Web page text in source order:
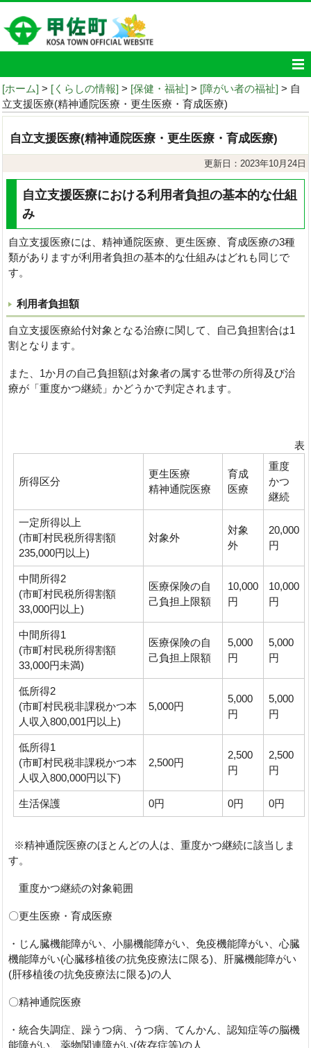
[ホーム] > [くらしの情報] > [保健・福祉] > [障がい者の福祉] > 自
立支援医療(精神通院医療・更生医療・育成医療)
自立支援医療(精神通院医療・更生医療・育成医療)
更新日：2023年10月24日
自立支援医療における利用者負担の基本的な仕組
み
自立支援医療には、精神通院医療、更生医療、育成医療の3種
類がありますが利用者負担の基本的な仕組みはどれも同じで
す。
利用者負担額
自立支援医療給付対象となる治療に関して、自己負担割合は1
割となります。
また、1か月の自己負担額は対象者の属する世帯の所得及び治
療が「重度かつ継続」かどうかで判定されます。
表
所得区分
更生医療
精神通院医療
育成
医療
重度
かつ
継続
一定所得以上
(市町村民税所得割額
235,000円以上)
対象外
対象
外
20,000
円
中間所得2
(市町村民税所得割額
33,000円以上)
医療保険の自
己負担上限額
10,000
円
10,000
円
中間所得1
(市町村民税所得割額
33,000円未満)
医療保険の自
己負担上限額
5,000
円
5,000
円
低所得2
(市町村民税非課税かつ本
人収入800,001円以上)
5,000円
5,000
円
5,000
円
低所得1
(市町村民税非課税かつ本
人収入800,000円以下)
2,500円
2,500
円
2,500
円
生活保護 0円 0円 0円
※精神通院医療のほとんどの人は、重度かつ継続に該当しま
す。
重度かつ継続の対象範囲
〇更生医療・育成医療
・じん臓機能障がい、小腸機能障がい、免疫機能障がい、心臓
機能障がい(心臓移植後の抗免疫療法に限る)、肝臓機能障がい
(肝移植後の抗免疫療法に限る)の人
〇精神通院医療
・統合失調症、躁うつ病、うつ病、てんかん、認知症等の脳機
能障がい、薬物関連障がい(依存症等)の人